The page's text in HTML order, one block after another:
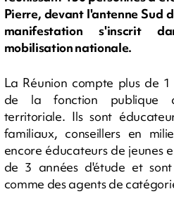
Pierre, devant l'antenne Sud
manifestation s'inscrit
mobilisation nationale.
La Réunion compte plus de
de la fonction publique
territoriale. Ils sont
familiaux, conseillers en
encore éducateurs de jeunes
de 3 années d'étude et
comme des agents de